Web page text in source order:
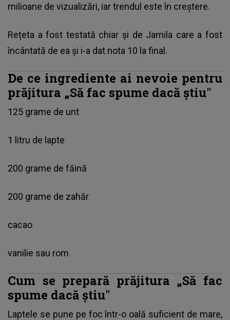
milioane de vizualizări, iar trendul este în creştere.
Rețeta a fost testată chiar și de Jamila care a fost
încântată de ea și i-a dat nota 10 la final.
De ce ingrediente ai nevoie pentru
prăjitura „Să fac spume dacă ştiu"
125 grame de unt
1 litru de lapte
200 grame de făină
200 grame de zahăr
cacao
vanilie sau rom
Cum se prepară prăjitura „Să fac
spume dacă ştiu"
Laptele se pune pe foc într-o oală suficient de mare,